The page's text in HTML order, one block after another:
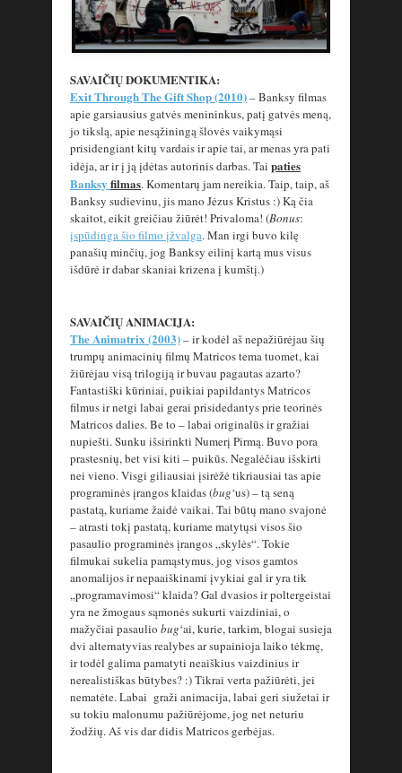
SAVAIČIŲ DOKUMENTIKA:
Exit Through The Gift Shop (2010)– Banksy filmas
apie garsiausius gatvės menininkus, patį gatvės meną,
jo tikslą, apie nesąžiningą šlovės vaikymąsi
prisidengiant kitų vardais ir apie tai, ar menas yra pati
idėja, ar ir į ją įdėtas autorinis darbas. Tai paties
Banksy filmas. Komentarų jam nereikia. Taip, taip, aš
Banksy sudievinu, jis mano Jėzus Kristus :) Ką čia
skaitot, eikit greičiau žiūrėt! Privaloma! (Bonus:
įspūdinga šio filmo įžvalga. Man irgi buvo kilę
panašių minčių, jog Banksy eilinį kartą mus visus
išdūrė ir dabar skaniai krizena į kumštį.)
SAVAIČIŲ ANIMACIJA:
The Animatrix (2003)– ir kodėl aš nepažiūrėjau šių
trumpų animacinių filmų Matricos tema tuomet, kai
žiūrėjau visą trilogiją ir buvau pagautas azarto?
Fantastiški kūriniai, puikiai papildantys Matricos
filmus ir netgi labai gerai prisidedantys prie teorinės
Matricos dalies. Be to – labai originalūs ir gražiai
nupiešti. Sunku išsirinkti Numerį Pirmą. Buvo pora
prastesnių, bet visi kiti – puikūs. Negalėčiau išskirti
nei vieno. Visgi giliausiai įsirėžė tikriausiai tas apie
programinės įrangos klaidas (bug‘us) – tą seną
pastatą, kuriame žaidė vaikai. Tai būtų mano svajonė
– atrasti tokį pastatą, kuriame matytųsi visos šio
pasaulio programinės įrangos „skylės“. Tokie
filmukai sukelia pamąstymus, jog visos gamtos
anomalijos ir nepaaiškinami įvykiai gal ir yra tik
„programavimosi“ klaida? Gal dvasios ir poltergeistai
yra ne žmogaus sąmonės sukurti vaizdiniai, o
mažyčiai pasaulio bug‘ai, kurie, tarkim, blogai susieja
dvi alternatyvias realybes ar supainioja laiko tėkmę,
ir todėl galima pamatyti neaiškius vaizdinius ir
nerealistiškas būtybes? :) Tikrai verta pažiūrėti, jei
nematėte. Labai graži animacija, labai geri siužetai ir
su tokiu malonumu pažiūrėjome, jog net neturiu
žodžių. Aš vis dar didis Matricos gerbėjas.